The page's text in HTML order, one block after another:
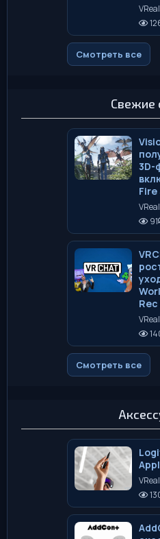
Смотреть все
Свежие
3D-
Fire
91
Rec
Смотреть все